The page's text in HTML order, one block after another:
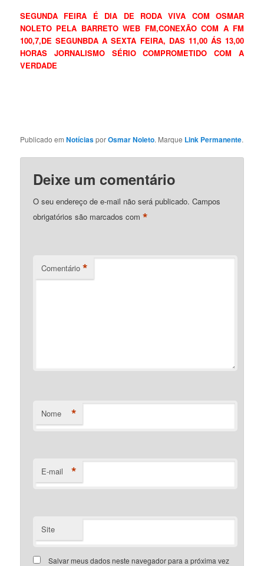
SEGUNDA FEIRA É DIA DE RODA VIVA COM OSMAR
NOLETO PELA BARRETO WEB FM,CONEXÃO COM A FM
100,7,DE SEGUNBDA A SEXTA FEIRA, DAS 11,00 ÁS 13,00
HORAS JORNALISMO SÉRIO COMPROMETIDO COM A
VERDADE
Publicado emNotíciasporOsmar Noleto. Marque Link Permanente.
Deixe um comentário
O seu endereço de e-mail não será publicado. Campos
obrigatórios são marcados com*
Comentário *
Nome *
E-mail *
Site
Salvar meus dados neste navegador para a próxima vez